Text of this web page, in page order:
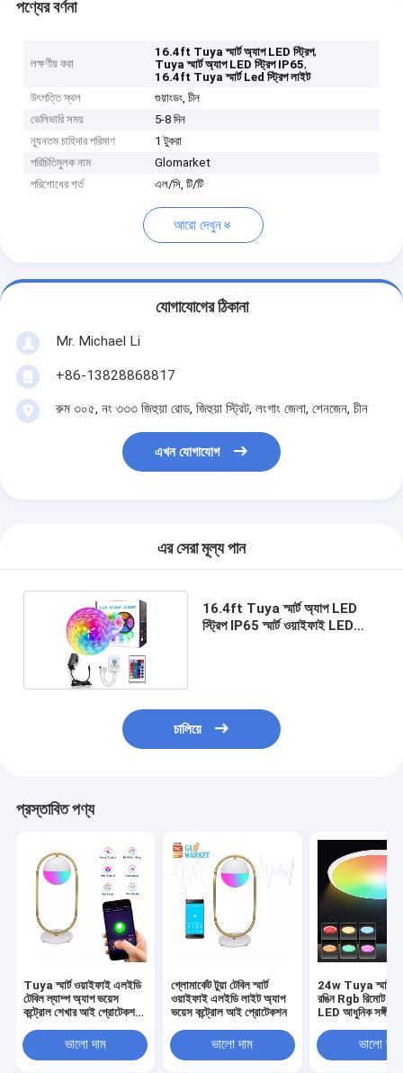
পণ্যের বর্ণনা
লক্ষণীয় করা
16.4ft Tuya স্মার্ট অ্যাপ LED স্ট্রিপ,
Tuya স্মার্ট অ্যাপ LED স্ট্রিপ IP65,
16.4ft Tuya স্মার্ট Led স্ট্রিপ লাইট
উৎপত্তি স্থল
গুয়াংডং, চীন
ডেলিভারি সময়
5-8 দিন
ন্যূনতম চাহিদার পরিমাণ
1 টুকরা
পরিচিতিমুলক নাম
Glomarket
পরিশোধের শর্ত
এল/সি, টি/টি
আরো দেখুন
যোগাযোগের ঠিকানা
Mr. Michael Li
+86-13828868817
রুম ৩০৫, নং ৩৩৩ জিহুয়া রোড, জিহুয়া স্ট্রিট, লংগাং জেলা, শেনজেন, চীন
এখন যোগাযোগ
এর সেরা মূল্য পান
16.4ft Tuya স্মার্ট অ্যাপ LED
স্ট্রিপ IP65 স্মার্ট ওয়াইফাই LED
চালিয়ে
প্রস্তাবিত পণ্য
Tuya স্মার্ট ওয়াইফাই এলইডি
টেবিল ল্যাম্প অ্যাপ ভয়েস
কন্ট্রোল শেখার আই প্রোটেকশন
ভালো দাম
গ্লোমার্কেট টুয়া টেবিল স্মার্ট
ওয়াইফাই এলইডি লাইট অ্যাপ
ভয়েস কন্ট্রোল আই প্রোটেকশন
ভালো দাম
24w Tuya স্মার্ট
রঙিন Rgb রিমোট
LED আধুনিক সঙ্গীত
ভালো দাম